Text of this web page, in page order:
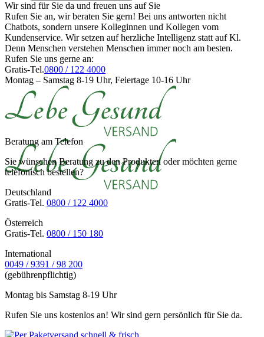
Wir sind für Sie da und freuen uns auf Sie
Rufen Sie an, wir beraten Sie gern! Bei uns antworten nicht
Chatbots, sondern unsere Kolleginnen und Kollegen vom
Kundenservice. Wir setzen auf herzliche Intelligenz statt auf Kl.
Denn Menschen verstehen Menschen immer noch am besten.
Rufen Sie uns gerne an:
Gratis-Tel.0800 / 122 4000
Montag – Samstag 8-19 Uhr, Feiertage 10-16 Uhr
Beratung am Telefon
Sie wünschen Beratung zu den Produkten oder möchten gerne
telefonisch bestellen?
Deutschland
Gratis-Tel. 0800 / 122 4000
Österreich
Gratis-Tel. 0800 / 150 180
International
0049 / 9391 / 98 200
(gebührenpflichtig)
Montag bis Samstag 8-19 Uhr
Rufen Sie uns kostenlos an! Wir sind gern persönlich für Sie da.